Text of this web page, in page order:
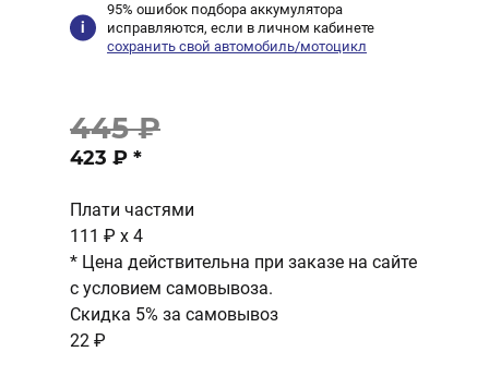
95% ошибок подбора аккумулятора
исправляются, если в личном кабинете
сохранить свой автомобиль/мотоцикл
445 ₽
423 ₽ *
Плати частями
111 ₽ x 4
* Цена действительна при заказе на сайте
с условием самовывоза.
Скидка 5% за самовывоз
22 ₽